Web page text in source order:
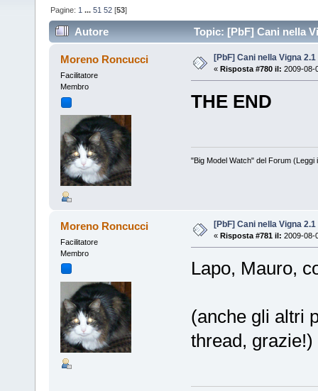
Pagine: 1 ...51 52 [53]
Autore Topic: [PbF] Cani nella
Moreno Roncucci
Facilitatore
Membro
[PbF] Cani nella Vigna 2.1
« Risposta #780 il: 2009-08-
THE END
"Big Model Watch" del Forum
Moreno Roncucci
Facilitatore
Membro
[PbF] Cani nella Vigna 2.1
« Risposta #781 il: 2009-08-
Lapo, Mauro,
(anche gli altri
thread, grazie!)